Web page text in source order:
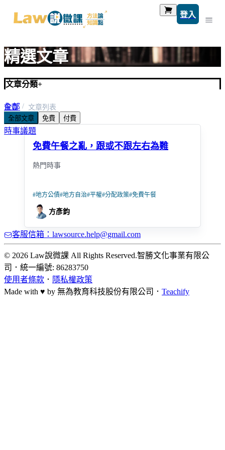
登入
精選文章
文章分類+
全部
考題解析
時事議題
首頁
文章列表
全部文章
免費 付費
免費午餐之亂，跟或不跟左右為難
熱門時事
#地方公債#地方自治#平權#分配政策#免費午餐
方彥鈞
客服信箱：lawsource.help@gmail.com
© 2026 Law說微課 All Rights Reserved.智勝文化事業有限公
司 ． 統一編號: 86283750
使用者條款 ． 隱私權政策
Made with ♥ by 無為教育科技股份有限公司． Teachify